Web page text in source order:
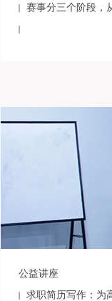
赛事分三个阶段，
公益讲座
求职简历写作：为